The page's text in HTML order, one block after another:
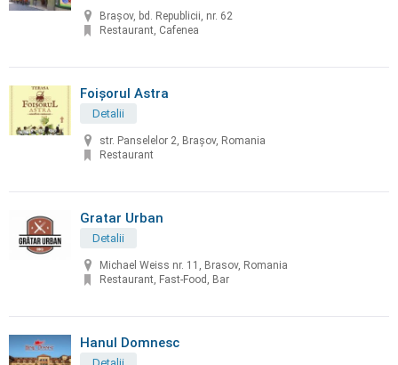
Brașov, bd. Republicii, nr. 62
Restaurant, Cafenea
Foișorul Astra
Detalii
str. Panselelor 2, Brașov, Romania
Restaurant
Gratar Urban
Detalii
Michael Weiss nr. 11, Brasov, Romania
Restaurant, Fast-Food, Bar
Hanul Domnesc